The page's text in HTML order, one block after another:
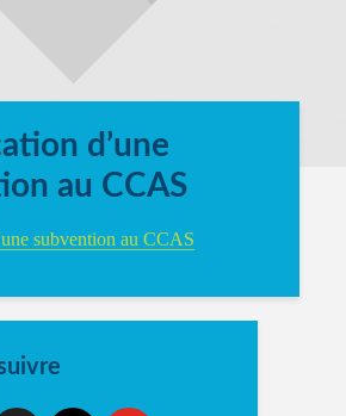
d’une
au CCAS
subvention au CCAS